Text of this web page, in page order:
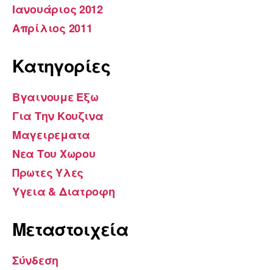
Ιανουάριος 2012
Απρίλιος 2011
Kατηγορίες
Βγαινουμε Εξω
Για Την Κουζινα
Μαγειρεματα
Νεα Του Χωρου
Πρωτες Υλες
Υγεια & Διατροφη
Μεταστοιχεία
Σύνδεση